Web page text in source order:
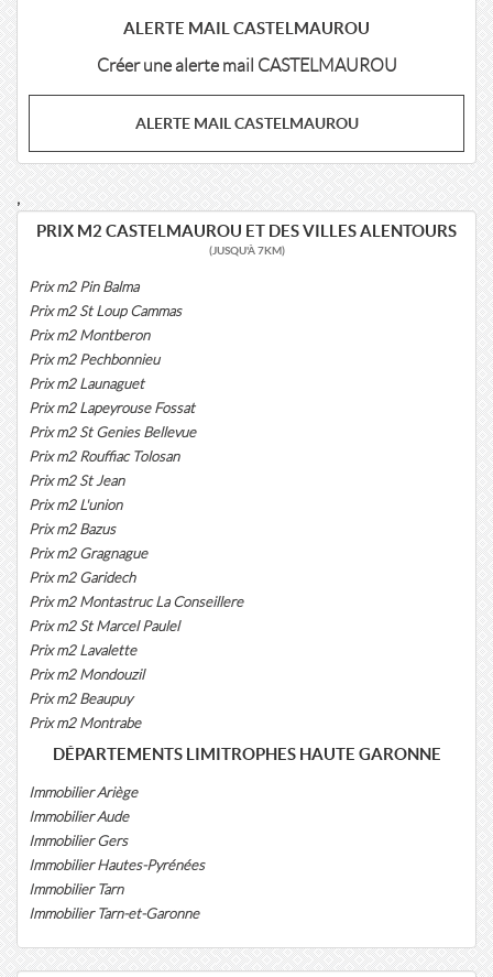
ALERTE MAIL CASTELMAUROU
Créer une alerte mail CASTELMAUROU
ALERTE MAIL CASTELMAUROU
,
PRIX M2 CASTELMAUROU ET DES VILLES ALENTOURS
(JUSQU'À 7KM)
Prix m2 Pin Balma
Prix m2 St Loup Cammas
Prix m2 Montberon
Prix m2 Pechbonnieu
Prix m2 Launaguet
Prix m2 Lapeyrouse Fossat
Prix m2 St Genies Bellevue
Prix m2 Rouffiac Tolosan
Prix m2 St Jean
Prix m2 L'union
Prix m2 Bazus
Prix m2 Gragnague
Prix m2 Garidech
Prix m2 Montastruc La Conseillere
Prix m2 St Marcel Paulel
Prix m2 Lavalette
Prix m2 Mondouzil
Prix m2 Beaupuy
Prix m2 Montrabe
DÉPARTEMENTS LIMITROPHES HAUTE GARONNE
Immobilier Ariège
Immobilier Aude
Immobilier Gers
Immobilier Hautes-Pyrénées
Immobilier Tarn
Immobilier Tarn-et-Garonne